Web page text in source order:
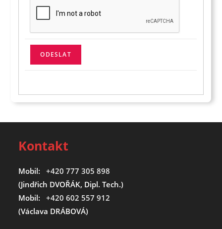
Kontakt
Mobil:+420 777 305 898
(Jindřich DVOŘÁK, Dipl. Tech.)
Mobil:+420 602 557 912
(Václava DRÁBOVÁ)